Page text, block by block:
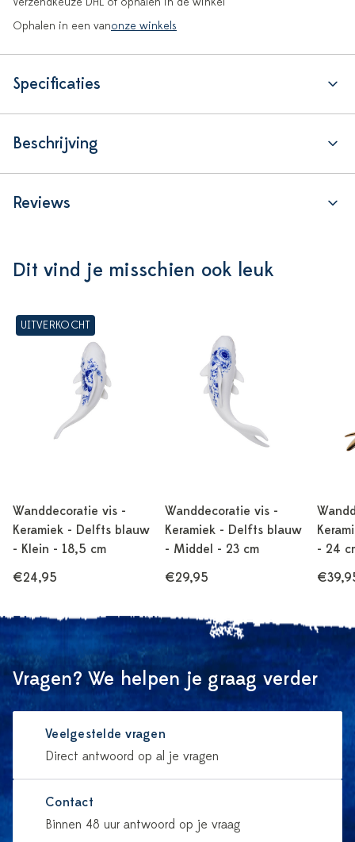
Ophalen in een vanonze winkels
Specificaties
Beschrijving
Reviews
Dit vind je misschien ook leuk
UITVERKOCHT
Wanddecoratie vis -
Keramiek - Delfts blauw
- Klein - 18,5 cm
€24,95
Wanddecoratie vis -
Keramiek - Delfts blauw
- Middel - 23 cm
€29,95
- 24
Vragen? We helpen je graag verder
Veelgestelde vragen
Direct antwoord op al je vragen
Contact
Binnen 48 uur antwoord op je vraag